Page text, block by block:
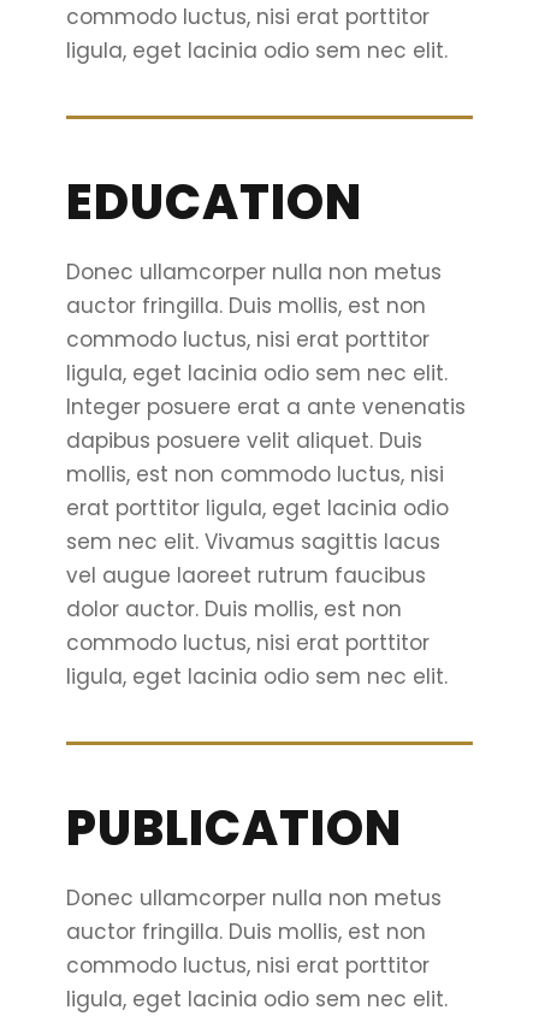
commodo luctus, nisi erat porttitor
ligula, eget lacinia odio sem nec elit.
EDUCATION
Donec ullamcorper nulla non metus
auctor fringilla. Duis mollis, est non
commodo luctus, nisi erat porttitor
ligula, eget lacinia odio sem nec elit.
Integer posuere erat a ante venenatis
dapibus posuere velit aliquet. Duis
mollis, est non commodo luctus, nisi
erat porttitor ligula, eget lacinia odio
sem nec elit. Vivamus sagittis lacus
vel augue laoreet rutrum faucibus
dolor auctor. Duis mollis, est non
commodo luctus, nisi erat porttitor
ligula, eget lacinia odio sem nec elit.
PUBLICATION
Donec ullamcorper nulla non metus
auctor fringilla. Duis mollis, est non
commodo luctus, nisi erat porttitor
ligula, eget lacinia odio sem nec elit.